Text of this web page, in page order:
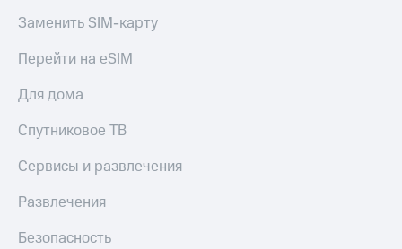
Заменить SIM-карту
Перейти на eSIM
Для дома
Спутниковое ТВ
Сервисы и развлечения
Развлечения
Безопасность